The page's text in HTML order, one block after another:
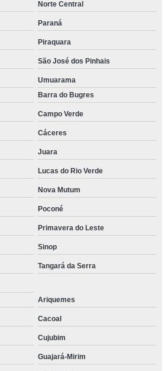
Norte Central
Paraná
Piraquara
São José dos Pinhais
Umuarama
Barra do Bugres
Campo Verde
Cáceres
Juara
Lucas do Rio Verde
Nova Mutum
Poconé
Primavera do Leste
Sinop
Tangará da Serra
Ariquemes
Cacoal
Cujubim
Guajará-Mirim